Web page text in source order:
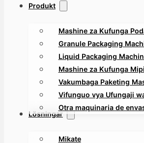
Produkt
Mashine za Kufunga
Granule Packaging
Liquid Packaging
Mashine za Kufunga
Vakumbaga Paketing
Vifunguo vya Ufungaji
Otra maquinaria de
Lösningar
Mikate